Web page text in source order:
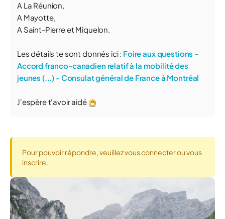
A La Réunion,
A Mayotte,
A Saint-Pierre et Miquelon.
Les détails te sont donnés ici : Foire aux questions -
Accord franco-canadien relatif à la mobilité des
jeunes (...) - Consulat général de France à Montréal
J'espère t'avoir aidé
Pour pouvoir répondre, veuillez vous connecter ou vous
inscrire.